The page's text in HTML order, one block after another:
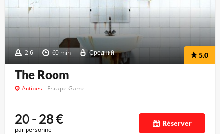
2-6 60 min Средний 5.0
The Room
Antibes Escape Game
20 - 28€
par personne
Réserver